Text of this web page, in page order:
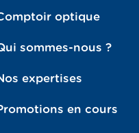
optique
sommes-nous ?
expertises
en cours